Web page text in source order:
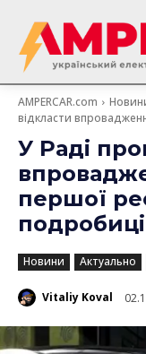
AMPERCAR.com
відкласти
У Раді
першої
подробиці
Новини Актуально
Vitaliy Koval